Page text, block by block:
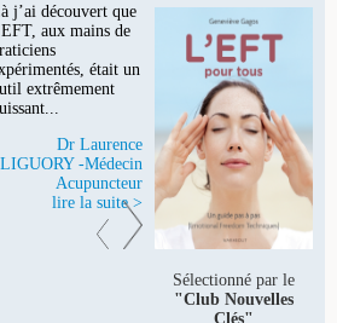
j’ai découvert que
aux mains de
était un
extrêmement
Dr Laurence
LIGUORY -Médecin
Acupuncteur
lire la suite >
Sélectionné par le
"Club Nouvelles
Clés"